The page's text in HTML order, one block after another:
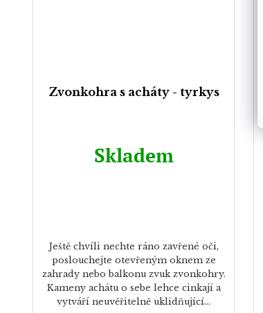
Zvonkohra s acháty - tyrkys
Skladem
Ještě chvíli nechte ráno zavřené oči,
poslouchejte otevřeným oknem ze
zahrady nebo balkonu zvuk zvonkohry.
Kameny achátu o sebe lehce cinkají a
vytváří neuvěřitelně uklidňující...